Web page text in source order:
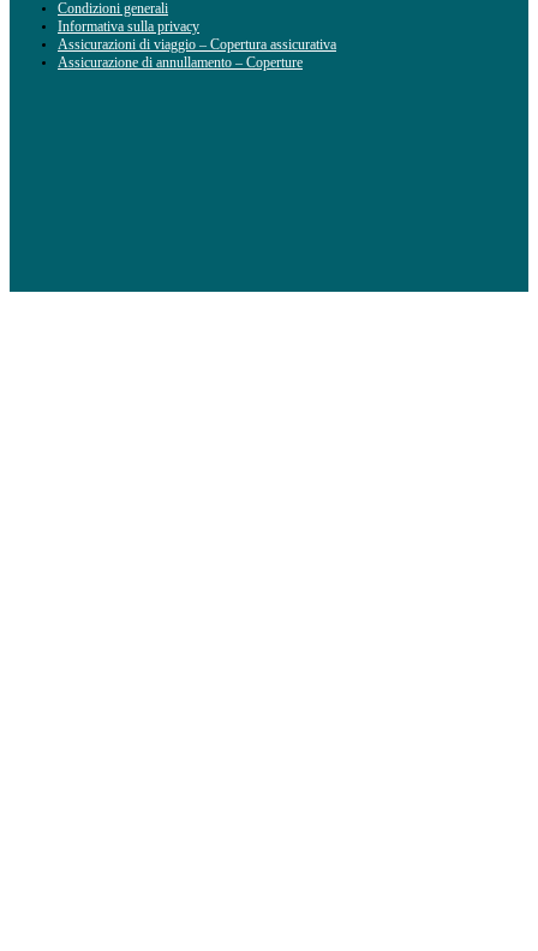
Condizioni generali
Informativa sulla privacy
Assicurazioni di viaggio – Copertura assicurativa
Assicurazione di annullamento – Coperture